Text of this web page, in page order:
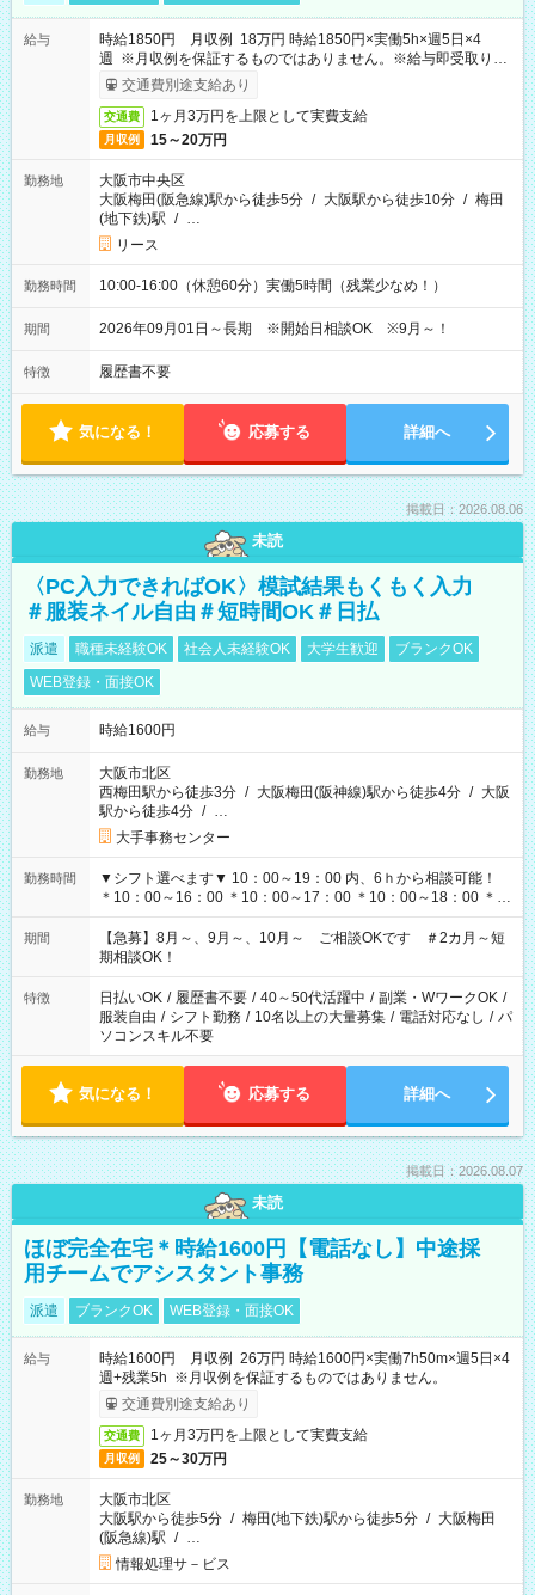
給与
時給1850円 月収例 18万円 時給1850円×実働5h×週5日×4
週 ※月収例を保証するものではありません。※給与即受取りサ
ービス利用可（利用条件有）
交通費別途支給あり
交通費 1ヶ月3万円を上限として実費支給
月収例 15～20万円
勤務地
大阪市中央区
大阪梅田(阪急線)駅から徒歩5分 / 大阪駅から徒歩10分 / 梅田
(地下鉄)駅 / …
リース
勤務時間 10:00-16:00（休憩60分）実働5時間（残業少なめ！）
期間 2026年09月01日～長期 ※開始日相談OK ※9月～！
特徴 履歴書不要
気になる！ 応募する 詳細へ
掲載日：2026.08.06
未読
〈PC入力できればOK〉模試結果もくもく入力
＃服装ネイル自由＃短時間OK＃日払
派遣 職種未経験OK 社会人未経験OK 大学生歓迎
ブランクOK
WEB登録・面接OK
給与 時給1600円
勤務地
大阪市北区
西梅田駅から徒歩3分 / 大阪梅田(阪神線)駅から徒歩4分 / 大阪
駅から徒歩4分 / …
大手事務センター
勤務時間
▼シフト選べます▼ 10：00～19：00 内、6ｈから相談可能！
＊10：00～16：00 ＊10：00～17：00 ＊10：00～18：00 ＊
11：00～19：00 ＊12：00～19：00 ＊13：00～19：00
期間
【急募】8月～、9月～、10月～ ご相談OKです ＃2カ月～短
期相談OK！
特徴 日払いOK / 履歴書不要 / 40～50代活躍中 / 副業・WワークOK /
服装自由 / シフト勤務 / 10名以上の大量募集 / 電話対応なし / パ
ソコンスキル不要
気になる！ 応募する 詳細へ
掲載日：2026.08.07
未読
ほぼ完全在宅＊時給1600円【電話なし】中途採
用チームでアシスタント事務
派遣 ブランクOK WEB登録・面接OK
給与
時給1600円 月収例 26万円 時給1600円×実働7h50m×週5日×4
週+残業5h ※月収例を保証するものではありません。
交通費別途支給あり
交通費 1ヶ月3万円を上限として実費支給
月収例 25～30万円
勤務地
大阪市北区
大阪駅から徒歩5分 / 梅田(地下鉄)駅から徒歩5分 / 大阪梅田
(阪急線)駅 / …
情報処理サ－ビス